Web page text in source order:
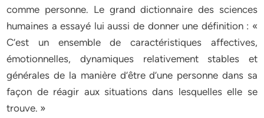
comme personne. Le grand dictionnaire des sciences
humaines a essayé lui aussi de donner une définition : «
C’est un ensemble de caractéristiques affectives,
émotionnelles, dynamiques relativement stables et
générales de la manière d’être d’une personne dans sa
façon de réagir aux situations dans lesquelles elle se
trouve. »